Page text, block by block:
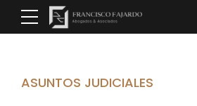
ASUNTOS JUDICIALES